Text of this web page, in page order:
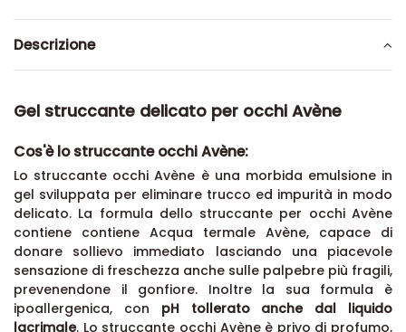
Gel struccante delicato per occhi Avène
Cos'è lo struccante occhi Avène:
Lo struccante occhi Avène è una morbida emulsione in
gel sviluppata per eliminare trucco ed impurità in modo
delicato. La formula dello struccante per occhi Avène
contiene contiene Acqua termale Avène, capace di
donare sollievo immediato lasciando una piacevole
sensazione di freschezza anche sulle palpebre più fragili,
prevenendone il gonfiore. Inoltre la sua formula è
ipoallergenica, conpH tollerato anche dal liquido